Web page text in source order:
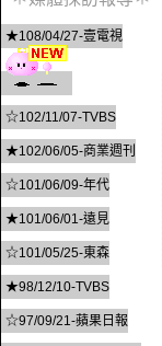
★108/04/27-壹電視
☆102/11/07-TVBS
★102/06/05-商業週刊
☆101/06/09-年代
★101/06/01-遠見
☆101/05/25-東森
★98/12/10-TVBS
☆97/09/21-蘋果日報